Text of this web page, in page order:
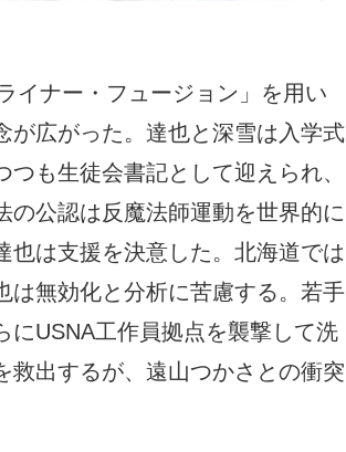
イナー・フュージョン」を用い
が広がった。達也と深雪は入学式
も生徒会書記として迎えられ、
の公認は反魔法師運動を世界的に
は支援を決意した。北海道では
は無効化と分析に苦慮する。若手
にUSNA工作員拠点を襲撃して洗
救出するが、遠山つかさとの衝突